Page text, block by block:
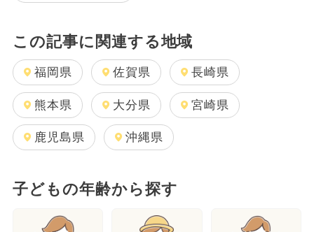
この記事に関連する地域
福岡県 佐賀県 長崎県
熊本県 大分県 宮崎県
鹿児島県 沖縄県
子どもの年齢から探す